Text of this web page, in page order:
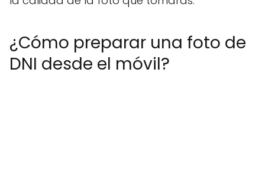
¿Cómo preparar una foto de
DNI desde el móvil?